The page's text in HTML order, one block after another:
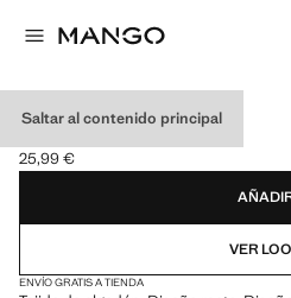
Saltar al contenido principal
BERMUDAS ALGODÓN
Precio actual [25,99 € ]
25,99 €
Selecciona un color
VER
ENVÍO GRATIS A TIENDA